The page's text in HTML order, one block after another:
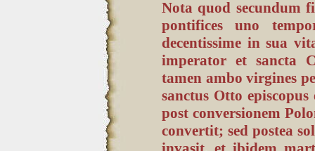
Nota quod secundum
pontifices uno
decentissime in sua
imperator et sancta
tamen ambo virgines
sanctus Otto
post conversionem
convertit; sed postea